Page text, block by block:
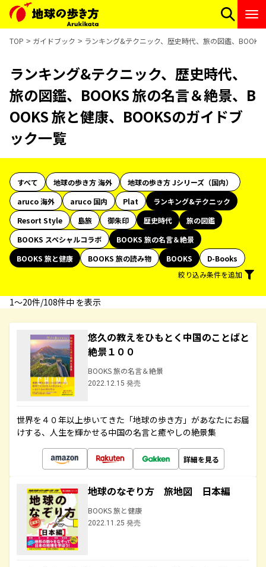
TOP ガイドブック ランキング&テクニック、歴史時代、旅の図鑑、
ランキング&テクニック、歴史時代、
旅の図鑑、BOOKS 旅の名言＆絶景、B
OOKS 旅と健康、BOOKSのガイドブ
ック一覧
すべて 地球の歩き方 海外
地球の歩き方 Jシリーズ（国内）
aruco 海外
aruco 国内 Plat
ランキング&テクニック
Resort Style
島旅 御朱印 歴史時代
旅の図鑑
BOOKS スペシャルコラボ
BOOKS 旅の名言＆絶景
BOOKS 旅と健康
BOOKS 旅の読み物 BOOKS
D-Books
絞り込み条件を追加
1〜20件/108件中 を表示
悠久の教えをひもとく中国のことばと
絶景１００
BOOKS 旅の名言＆絶景
2022.12.15 発売
世界を４０年以上歩いてきた「地球の歩き方」があなたにお届
けする、人生を輝かせる中国の名言と癒やしの絶景集
詳細を見る
地球のなぞり方 旅地図 日本編
BOOKS 旅と健康
2022.11.25 発売